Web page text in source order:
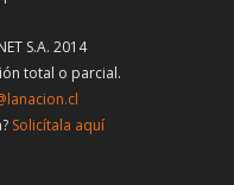
S.A. 2014
total o parcial.
Solicítala aquí